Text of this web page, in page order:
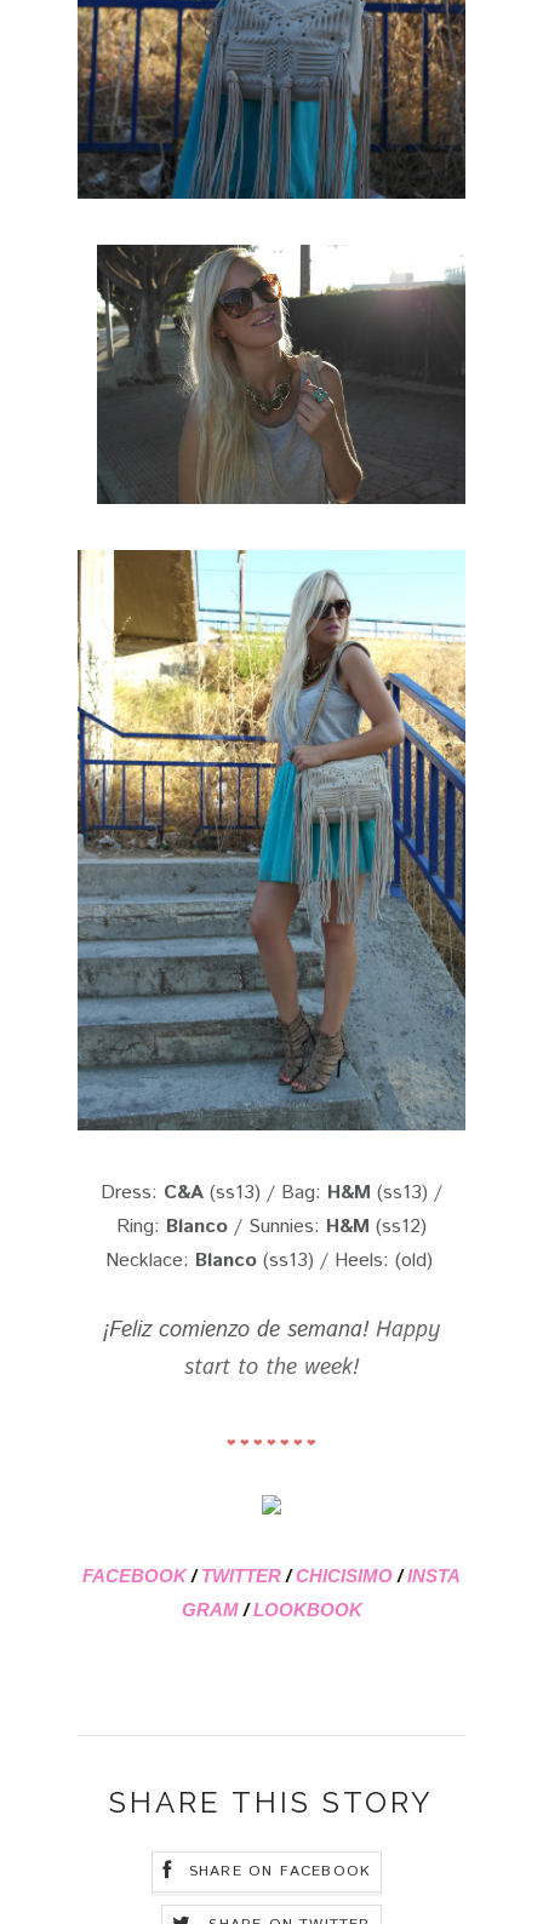
Dress: C&A (ss13) / Bag: H&M (ss13) /
Ring: Blanco / Sunnies: H&M (ss12)
Necklace: Blanco(ss13) / Heels: (old)
¡Feliz comienzo de semana!Happy
start to the week!
❤ ❤ ❤ ❤ ❤ ❤ ❤
FACEBOOK/TWITTER/CHICISIMO /INSTA
GRAM/LOOKBOOK
SHARE THIS STORY
SHARE ON FACEBOOK